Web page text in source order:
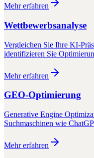
Mehr erfahren
Wettbewerbsanalyse
Vergleichen Sie Ihre KI-
identifizieren Sie
Mehr erfahren
GEO-Optimierung
Generative Engine
Suchmaschinen wie
Mehr erfahren